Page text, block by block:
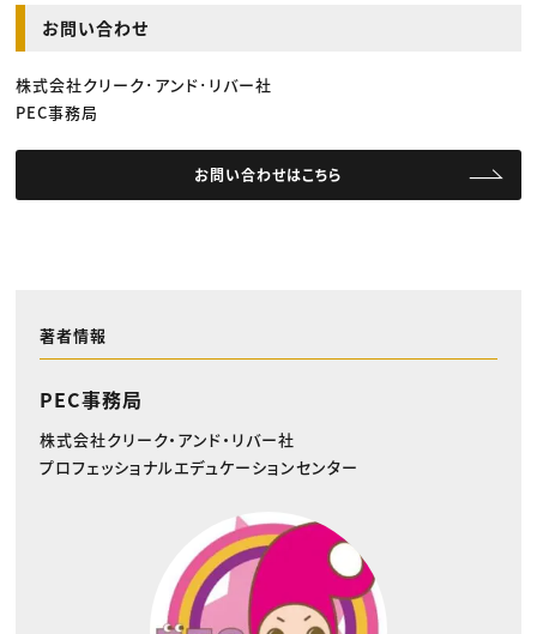
お問い合わせ
株式会社クリーク･アンド･リバー社
PEC事務局
お問い合わせはこちら
著者情報
PEC事務局
株式会社クリーク・アンド・リバー社
プロフェッショナルエデュケーションセンター